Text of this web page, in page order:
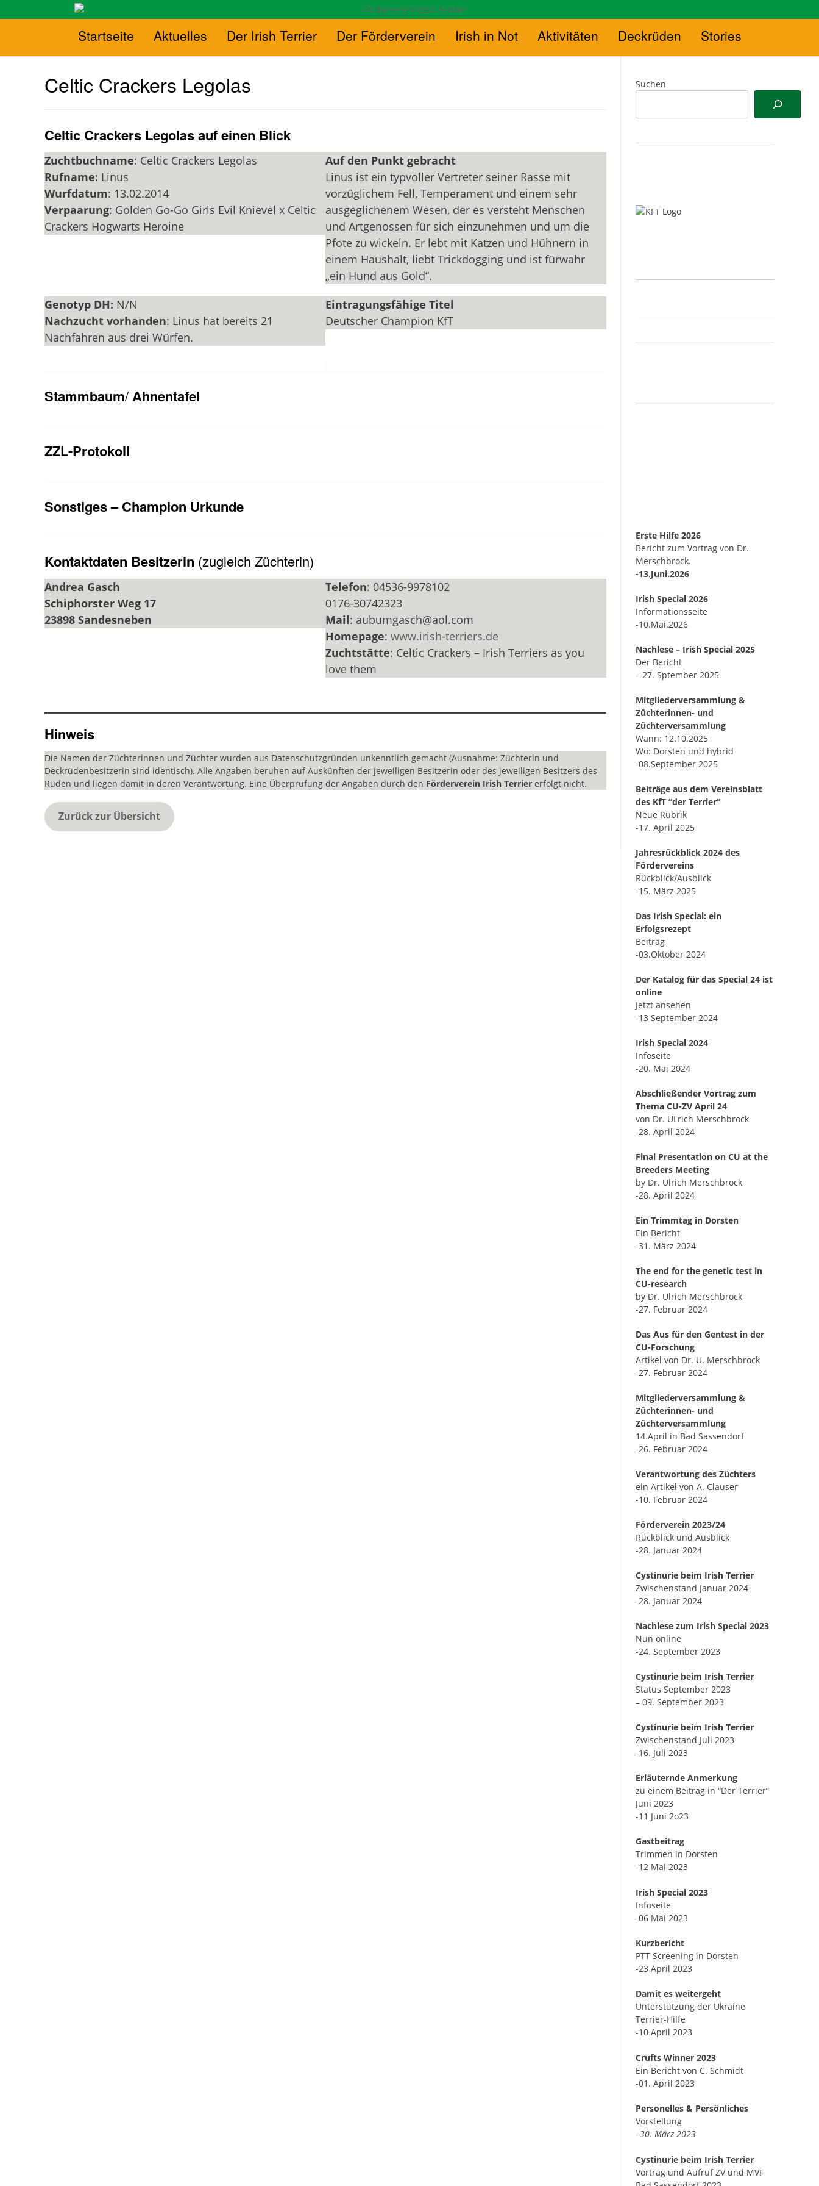
Startseite Aktuelles Der Irish Terrier Der Förderverein Irish in Not Aktivitäten Deckrüden Stories
Celtic Crackers Legolas
Celtic Crackers Legolas auf einen Blick
Zuchtbuchname: Celtic Crackers Legolas
Rufname: Linus
Wurfdatum: 13.02.2014
Verpaarung: Golden Go-Go Girls Evil Knievel x Celtic
Crackers Hogwarts Heroine
Auf den Punkt gebracht
Linus ist ein typvoller Vertreter seiner Rasse mit
vorzüglichem Fell, Temperament und einem sehr
ausgeglichenem Wesen, der es versteht Menschen
und Artgenossen für sich einzunehmen und um die
Pfote zu wickeln. Er lebt mit Katzen und Hühnern in
einem Haushalt, liebt Trickdogging und ist fürwahr
„ein Hund aus Gold“.
Genotyp DH: N/N
Nachzucht vorhanden: Linus hat bereits 21
Nachfahren aus drei Würfen.
Eintragungsfähige Titel
Deutscher Champion KfT
Stammbaum/Ahnentafel
ZZL-Protokoll
Sonstiges – Champion Urkunde
Kontaktdaten Besitzerin (zugleich Züchterin)
Andrea Gasch
Schiphorster Weg 17
23898 Sandesneben
Telefon: 04536-9978102
0176-30742323
Mail: aubumgasch@aol.com
Homepage:www.irish-terriers.de
Zuchtstätte: Celtic Crackers – Irish Terriers as you
love them
Hinweis
Die Namen der Züchterinnen und Züchter wurden aus Datenschutzgründen unkenntlich gemacht (Ausnahme: Züchterin und
Deckrüdenbesitzerin sind identisch). Alle Angaben beruhen auf Auskünften der jeweiligen Besitzerin oder des jeweiligen Besitzers des
Rüden und liegen damit in deren Verantwortung. Eine Überprüfung der Angaben durch den Förderverein Irish Terrier erfolgt nicht.
Zurück zur Übersicht
Suchen
Erste Hilfe 2026
Bericht zum Vortrag von Dr.
Merschbrock.
-13.Juni.2026
Irish Special 2026
Informationsseite
-10.Mai.2026
Nachlese – Irish Special 2025
Der Bericht
– 27. Sptember 2025
Mitgliederversammlung &
Züchterinnen- und
Züchterversammlung
Wann: 12.10.2025
Wo: Dorsten und hybrid
-08.September 2025
Beiträge aus dem Vereinsblatt
des KfT “der Terrier”
Neue Rubrik
-17. April 2025
Jahresrückblick 2024 des
Fördervereins
Rückblick/Ausblick
-15. März 2025
Das Irish Special: ein
Erfolgsrezept
Beitrag
-03.Oktober 2024
Der Katalog für das Special 24 ist
online
Jetzt ansehen
-13 September 2024
Irish Special 2024
Infoseite
-20. Mai 2024
Abschließender Vortrag zum
Thema CU-ZV April 24
von Dr. ULrich Merschbrock
-28. April 2024
Final Presentation on CU at the
Breeders Meeting
by Dr. Ulrich Merschbrock
-28. April 2024
Ein Trimmtag in Dorsten
Ein Bericht
-31. März 2024
The end for the genetic test in
CU-research
by Dr. Ulrich Merschbrock
-27. Februar 2024
Das Aus für den Gentest in der
CU-Forschung
Artikel von Dr. U. Merschbrock
-27. Februar 2024
Mitgliederversammlung &
Züchterinnen- und
Züchterversammlung
14.April in Bad Sassendorf
-26. Februar 2024
Verantwortung des Züchters
ein Artikel von A. Clauser
-10. Februar 2024
Förderverein 2023/24
Rückblick und Ausblick
-28. Januar 2024
Cystinurie beim Irish Terrier
Zwischenstand Januar 2024
-28. Januar 2024
Nachlese zum Irish Special 2023
Nun online
-24. September 2023
Cystinurie beim Irish Terrier
Status September 2023
– 09. September 2023
Cystinurie beim Irish Terrier
Zwischenstand Juli 2023
-16. Juli 2023
Erläuternde Anmerkung
zu einem Beitrag in “Der Terrier”
Juni 2023
-11 Juni 2o23
Gastbeitrag
Trimmen in Dorsten
-12 Mai 2023
Irish Special 2023
Infoseite
-06 Mai 2023
Kurzbericht
PTT Screening in Dorsten
-23 April 2023
Damit es weitergeht
Unterstützung der Ukraine
Terrier-Hilfe
-10 April 2023
Crufts Winner 2023
Ein Bericht von C. Schmidt
-01. April 2023
Personelles & Persönliches
Vorstellung
–30. März 2023
Cystinurie beim Irish Terrier
Vortrag und Aufruf ZV und MVF